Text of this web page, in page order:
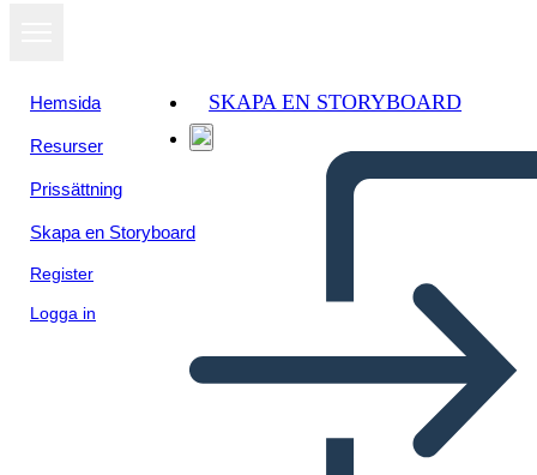
Hemsida
Resurser
Prissättning
Skapa en Storyboard
Register
Logga in
SKAPA EN STORYBOARD